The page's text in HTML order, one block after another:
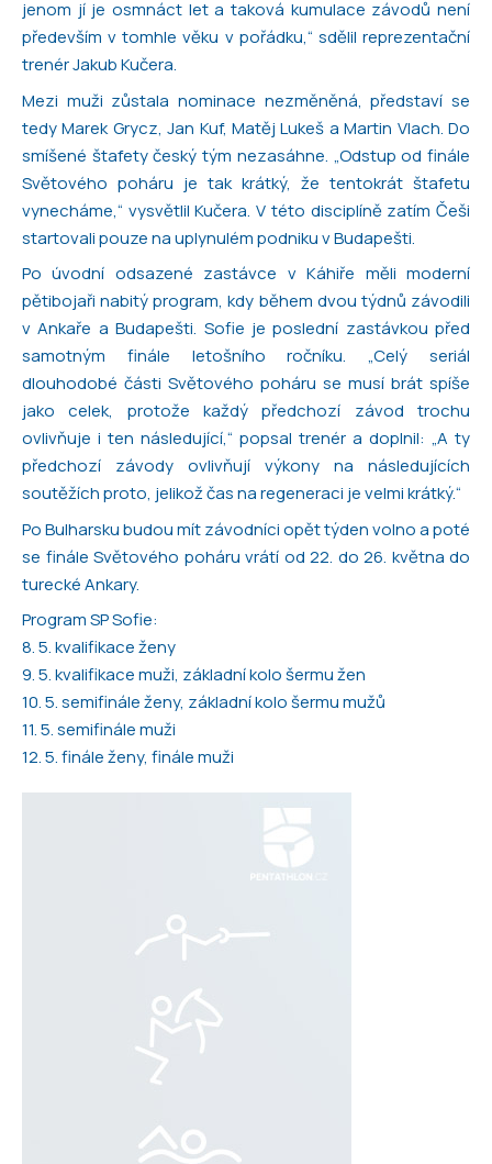
jenom jí je osmnáct let a taková kumulace závodů není
především v tomhle věku v pořádku,“ sdělil reprezentační
trenér Jakub Kučera.
Mezi muži zůstala nominace nezměněná, představí se
tedy Marek Grycz, Jan Kuf, Matěj Lukeš a Martin Vlach. Do
smíšené štafety český tým nezasáhne. „Odstup od finále
Světového poháru je tak krátký, že tentokrát štafetu
vynecháme,“ vysvětlil Kučera. V této disciplíně zatím Češi
startovali pouze na uplynulém podniku v Budapešti.
Po úvodní odsazené zastávce v Káhiře měli moderní
pětibojaři nabitý program, kdy během dvou týdnů závodili
v Ankaře a Budapešti. Sofie je poslední zastávkou před
samotným finále letošního ročníku. „Celý seriál
dlouhodobé části Světového poháru se musí brát spíše
jako celek, protože každý předchozí závod trochu
ovlivňuje i ten následující,“ popsal trenér a doplnil: „A ty
předchozí závody ovlivňují výkony na následujících
soutěžích proto, jelikož čas na regeneraci je velmi krátký.“
Po Bulharsku budou mít závodníci opět týden volno a poté
se finále Světového poháru vrátí od 22. do 26. května do
turecké Ankary.
Program SP Sofie:
8. 5. kvalifikace ženy
9. 5. kvalifikace muži, základní kolo šermu žen
10. 5. semifinále ženy, základní kolo šermu mužů
11. 5. semifinále muži
12. 5. finále ženy, finále muži